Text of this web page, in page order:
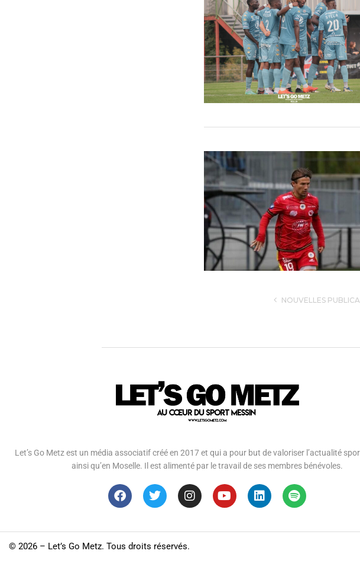
NOUVELLES
Let’s Go Metz est un média associatif créé en 2017 et qui a pour but de valoriser l’actualité
ainsi qu’en Moselle. Il est alimenté par le travail de ses membres bénévoles.
© 2026 – Let’s Go Metz. Tous droits réservés.